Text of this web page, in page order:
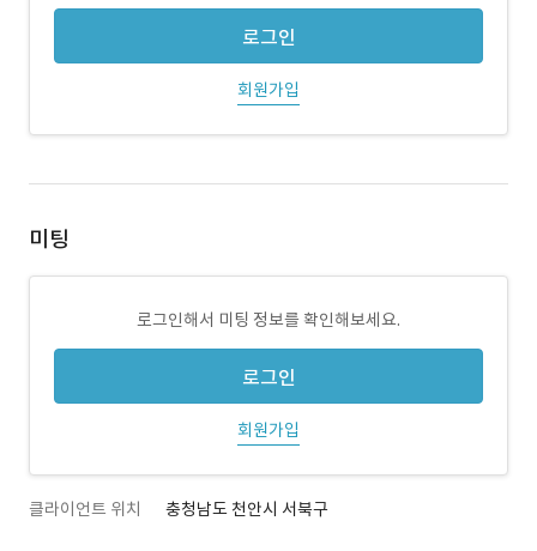
로그인
회원가입
미팅
로그인해서 미팅 정보를 확인해보세요.
로그인
회원가입
클라이언트 위치 충청남도 천안시 서북구